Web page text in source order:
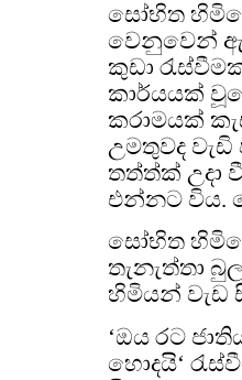
සෝභිත
වෙනුවෙන්
කුඩා
කාර්යයක්
කරාමයක්
උමතුවද
තත්ත්ක් උදා
එන්නට විය.
සෝභිත
තැනැත්තා
හිමියන් වැඩ
‘ඔය රට
හොදයි‘